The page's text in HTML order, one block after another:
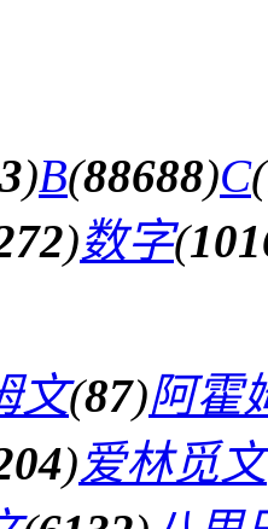
)B(88688)C(
)数字(
文(87)阿霍
)爱林觅文